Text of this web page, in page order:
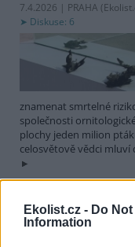
Ekolist.cz - Do
Information
7.4.2026 | PRAHA (
Diskuse: 6
znamenat smrtelné
společnosti
plochy jeden milion
celosvětově vědci mluví
Deset druhů
živé zahradě.